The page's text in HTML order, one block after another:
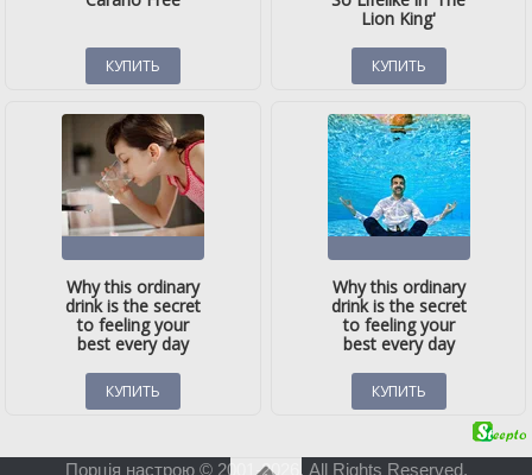
Порція настрою © 2001-2026. All Rights Reserved.